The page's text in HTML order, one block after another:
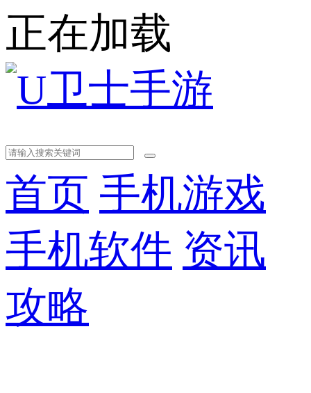
正在加载
首页 手机游戏
手机软件 资讯
攻略